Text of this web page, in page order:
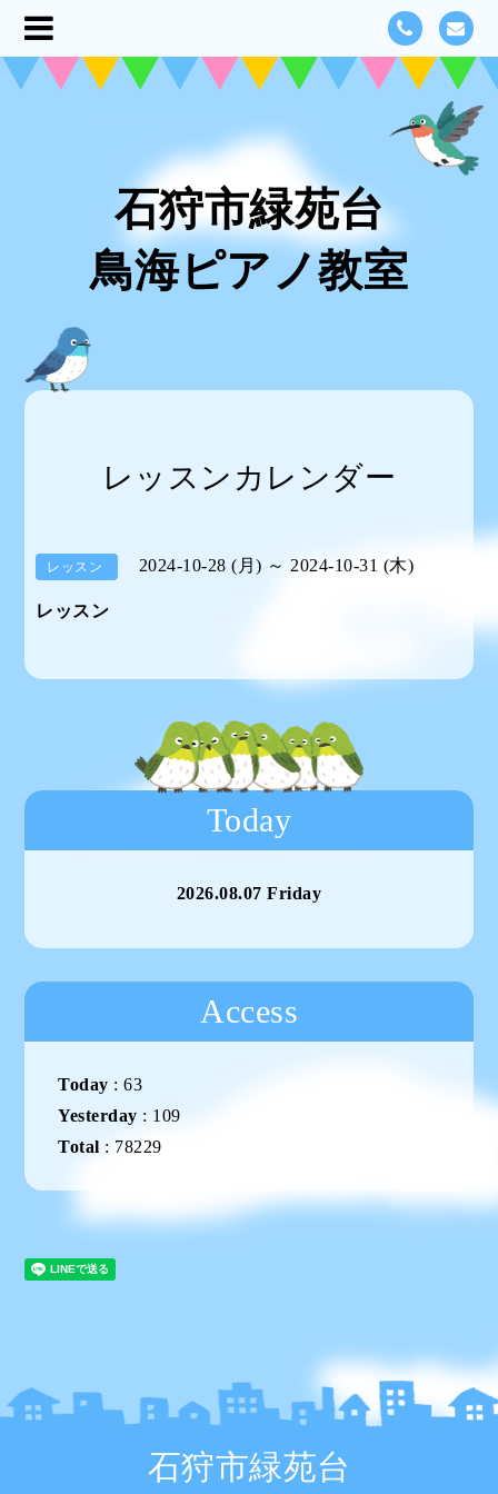
石狩市緑苑台
鳥海ピアノ教室
レッスンカレンダー
レッスン 2024-10-28 (月) ～ 2024-10-31 (木)
レッスン
Today
2026.08.07 Friday
Access
Today :63
Yesterday : 109
Total : 78229
石狩市緑苑台